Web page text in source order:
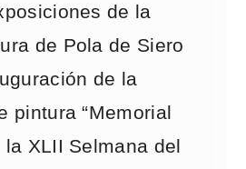
de la
de Pola de Siero
de la
pintura “Memorial
la XLII Selmana del